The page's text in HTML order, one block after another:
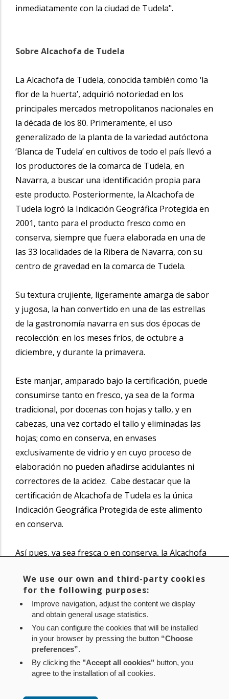
inmediatamente con la ciudad de Tudela".
Sobre Alcachofa de Tudela
La Alcachofa de Tudela, conocida también como ‘la
flor de la huerta’, adquirió notoriedad en los
principales mercados metropolitanos nacionales en
la década de los 80. Primeramente, el uso
generalizado de la planta de la variedad autóctona
‘Blanca de Tudela’ en cultivos de todo el país llevó a
los productores de la comarca de Tudela, en
Navarra, a buscar una identificación propia para
este producto. Posteriormente, la Alcachofa de
Tudela logró la Indicación Geográfica Protegida en
2001, tanto para el producto fresco como en
conserva, siempre que fuera elaborada en una de
las 33 localidades de la Ribera de Navarra, con su
centro de gravedad en la comarca de Tudela.
Su textura crujiente, ligeramente amarga de sabor
y jugosa, la han convertido en una de las estrellas
de la gastronomía navarra en sus dos épocas de
recolección: en los meses fríos, de octubre a
diciembre, y durante la primavera.
Este manjar, amparado bajo la certificación, puede
consumirse tanto en fresco, ya sea de la forma
tradicional, por docenas con hojas y tallo, y en
cabezas, una vez cortado el tallo y eliminadas las
hojas; como en conserva, en envases
exclusivamente de vidrio y en cuyo proceso de
elaboración no pueden añadirse acidulantes ni
correctores de la acidez. Cabe destacar que la
certificación de Alcachofa de Tudela es la única
Indicación Geográfica Protegida de este alimento
en conserva.
Así pues, ya sea fresca o en conserva, la Alcachofa
numerada con el logotipo de la Indicación
Geográfica Protegida. En conserva, en cambio, se
emplea una contraetiqueta numerada, ambas son
proporcionas por el Consejo Regulador.
Noticia original de
We use our own and third-party cookies
for the following purposes:
Improve navigation, adjust the content we display
and obtain general usage statistics.
You can configure the cookies that will be installed
in your browser by pressing the button “Choose
preferences”.
By clicking the "Accept all cookies" button, you
agree to the installation of all cookies.